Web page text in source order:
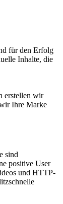
für den Erfolg
Inhalte, die
erstellen wir
Ihre Marke
sind
positive User
und HTTP-